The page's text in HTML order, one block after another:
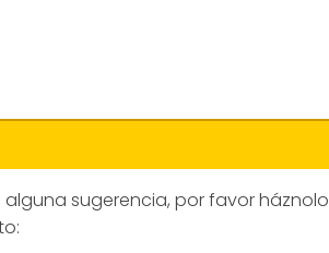
sugerencia, por favor háznolo